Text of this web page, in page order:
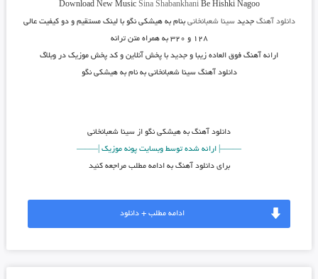
Download New Music Sina ShabankhaniBe Hishki Nagoo
دانلود آهنگ جدید سینا شعبانخانیبنامبه هیشکی نگوبا لینک مستقیم و دو کیفیت عالی
۱۲۸ و ۳۲۰ به همراه متن ترانه
ارائه آهنگ فوق العاده زیبا و جدید با پخش آنلاین و کد پخش موزیک در وبلاگ
دانلود آهنگ سینا شعبانخانی به نام به هیشکی نگو
دانلود آهنگبه هیشکی نگو از سینا شعبانخانی
——–| ارائه شده توسط وبسایت پونه موزیک |—–—
برای دانلود آهنگ به ادامه مطلب مراجعه کنید
ادامه مطلب + دانلود